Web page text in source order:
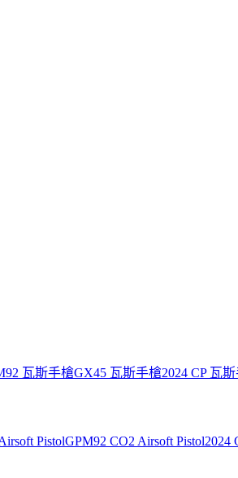
瓦斯手槍GX45 瓦斯手槍2024 CP 瓦
PistolGPM92 CO2 Airsoft Pistol2024